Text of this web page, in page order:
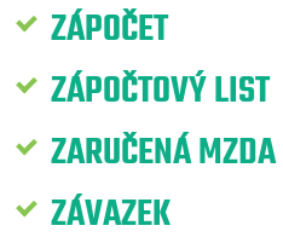
ZÁPOČET
ZÁPOČTOVÝ LIST
ZARUČENÁ MZDA
ZÁVAZEK